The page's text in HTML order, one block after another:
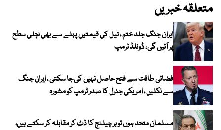
متعلقہ خبریں
ایران جنگ جلد ختم ، تیل کی قیمتیں پہلے سے بھی نچلی سطح
پر آئیں گی ، ڈونلڈ ٹرمپ
فضائی طاقت سے فتح حاصل نہیں کی جا سکتی ، ایران جنگ
سے نکلیں ، امریکی جنرل کا صدر ٹرمپ کو مشورہ
مسلمان متحد ہوں تو ہر چیلنج کا ڈٹ کر مقابلہ کر سکتے ہیں،